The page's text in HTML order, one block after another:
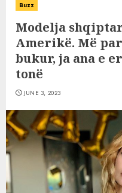
Buzz
Modelja
Amerikë. Më
bukur, ja ana e
tonë
JUNE 3, 2023